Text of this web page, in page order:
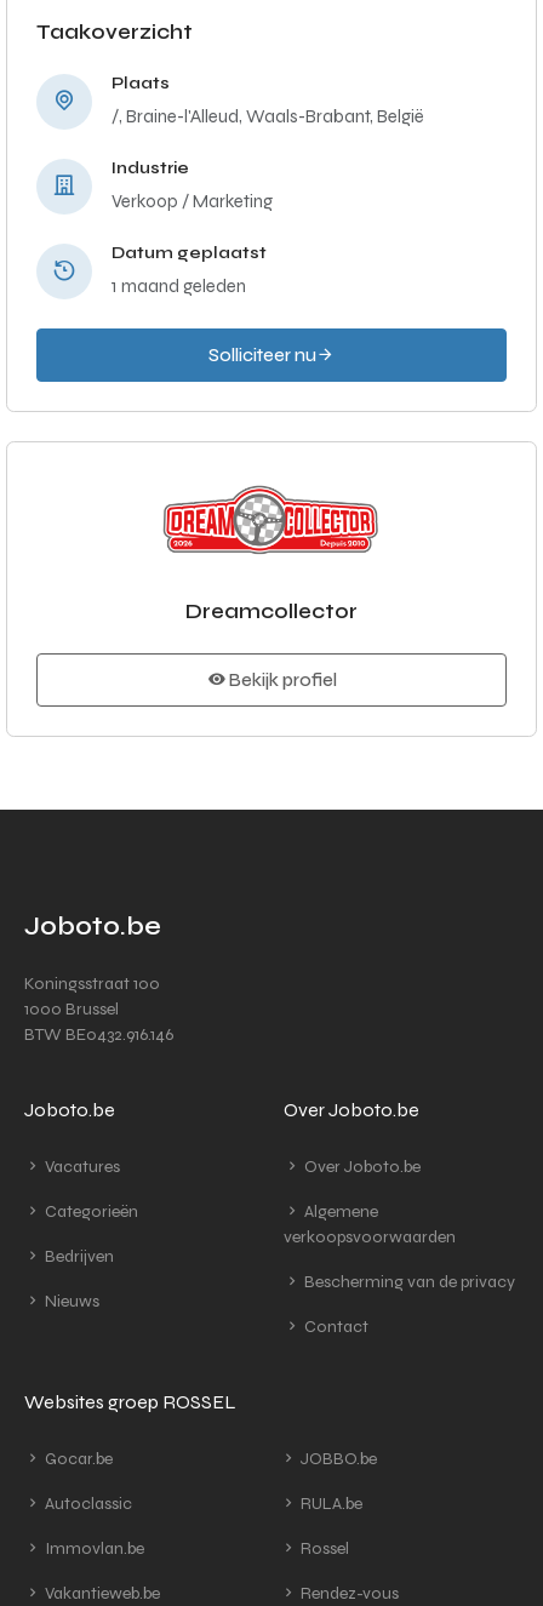
Taakoverzicht
Plaats
/, Braine-l'Alleud, Waals-Brabant, België
Industrie
Verkoop / Marketing
Datum geplaatst
1 maand geleden
Solliciteer nu
Dreamcollector
Bekijk profiel
Joboto.be
Koningsstraat 100
1000 Brussel
BTW BE0432.916.146
Joboto.be
Vacatures
Categorieën
Bedrijven
Nieuws
Over Joboto.be
Over Joboto.be
Algemene
verkoopsvoorwaarden
Bescherming van de privacy
Contact
Websites groep ROSSEL
Gocar.be
Autoclassic
Immovlan.be
Vakantieweb.be
JOBBO.be
RULA.be
Rossel
Rendez-vous